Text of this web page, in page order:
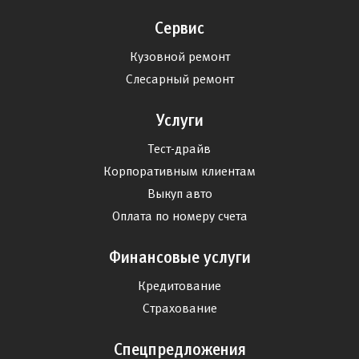
Сервис
Кузовной ремонт
Слесарный ремонт
Услуги
Тест-драйв
Корпоративным клиентам
Выкуп авто
Оплата по номеру счета
Финансовые услуги
Кредитование
Страхование
Спецпредложения